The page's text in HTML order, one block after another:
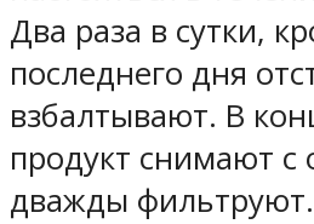
Два раза в сутки,
последнего дня
взбалтывают. В
продукт снимают с
дважды фильтруют.